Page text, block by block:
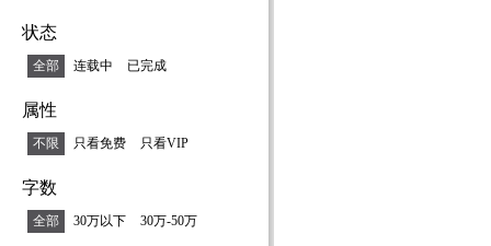
状态
全部 连载中 已完成
属性
不限 只看免费 只看VIP
字数
全部 30万以下 30万-50万